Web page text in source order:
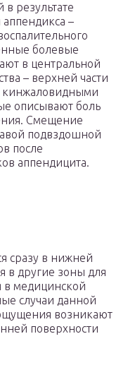
результате
–
болевые
в центральной
– верхней части
кинжаловидными
описывают боль
Смещение
подвздошной
после
аппендицита.
сразу в нижней
в другие зоны для
в медицинской
случаи данной
возникают
поверхности